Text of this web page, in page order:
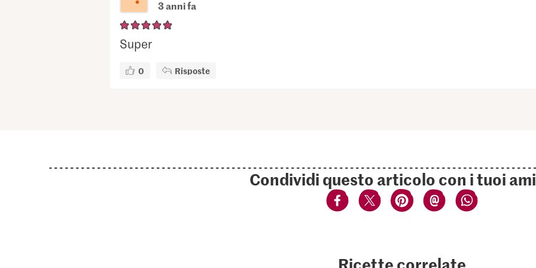
3 anni fa
Super
0 Risposte
Condividi questo articolo con i tuoi
Ricette correlate